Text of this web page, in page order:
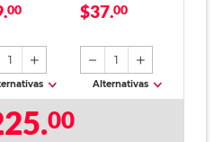
fino / Tinta
00
1
Cincel Amarillo 2
$37.00
1
Alternativas
00